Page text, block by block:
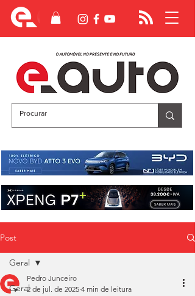
Post
Geral
Geral
Pedro Junceiro
2 de jul. de 2025 4 min de leitura